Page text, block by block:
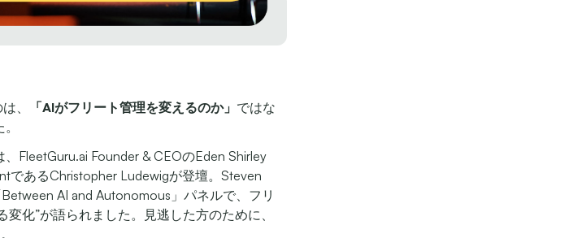
、 「AIがフリート管理を変えるのか」 ではな
FleetGuru.ai Founder & CEOのEden Shirley
であるChristopher Ludewigが登壇。Steven
AI and Autonomous」パネルで、フリ
化”が語られました。見逃した方のために、